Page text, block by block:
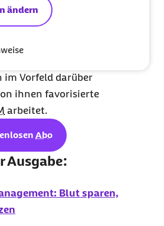
ändernNetzwerk gegründet.
nicht alle Krankenhäuser
die bei geplanten
Sicherheit erhöhen
Vorfeld darüber
ihnen favorisierte
arbeitet.
Abo
Ausgabe:
Blut sparen,